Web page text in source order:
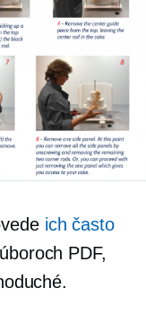
ich často
PDF,